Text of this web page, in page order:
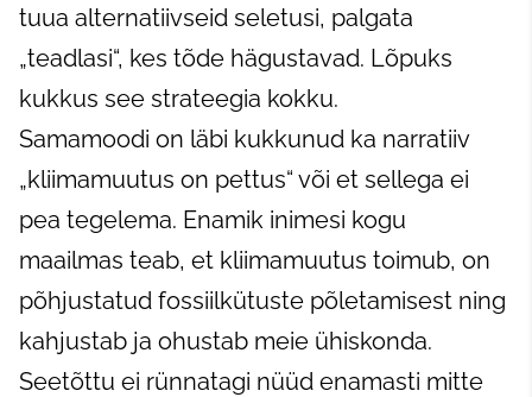
tuua alternatiivseid seletusi, palgata
„teadlasi“, kes tõde hägustavad. Lõpuks
kukkus see strateegia kokku.
Samamoodi on läbi kukkunud ka narratiiv
„kliimamuutus on pettus“ või et sellega ei
pea tegelema. Enamik inimesi kogu
maailmas teab, et kliimamuutus toimub, on
põhjustatud fossiilkütuste põletamisest ning
kahjustab ja ohustab meie ühiskonda.
Seetõttu ei rünnatagi nüüd enamasti mitte